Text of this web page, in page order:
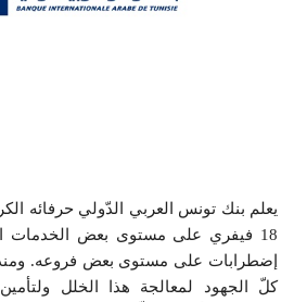
يعلم بنك تونس العربي الدّولي حرفائه
18 فيفري على مستوى بعض الخدمات
إضطرابات على مستوى بعض فروعه.
كلّ الجهود لمعالجة هذا الخلل